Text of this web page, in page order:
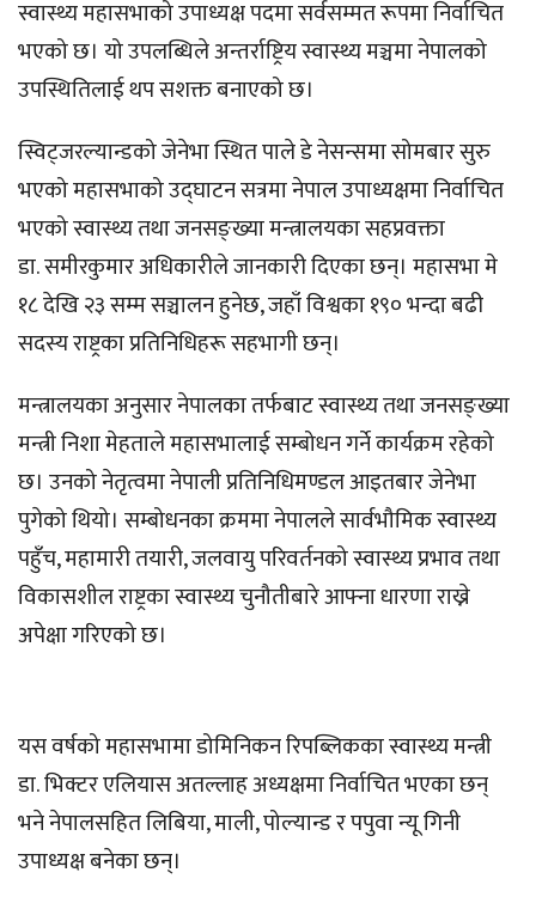
स्वास्थ्य महासभाको उपाध्यक्ष पदमा सर्वसम्मत रूपमा निर्वाचित
भएको छ। यो उपलब्धिले अन्तर्राष्ट्रिय स्वास्थ्य मञ्चमा नेपालको
उपस्थितिलाई थप सशक्त बनाएको छ।
स्विट्जरल्यान्डको जेनेभा स्थित पाले डे नेसन्समा सोमबार सुरु
भएको महासभाको उद्घाटन सत्रमा नेपाल उपाध्यक्षमा निर्वाचित
भएको स्वास्थ्य तथा जनसङ्ख्या मन्त्रालयका सहप्रवक्ता
डा. समीरकुमार अधिकारीले जानकारी दिएका छन्। महासभा मे
१८ देखि २३ सम्म सञ्चालन हुनेछ, जहाँ विश्वका १९० भन्दा बढी
सदस्य राष्ट्रका प्रतिनिधिहरू सहभागी छन्।
मन्त्रालयका अनुसार नेपालका तर्फबाट स्वास्थ्य तथा जनसङ्ख्या
मन्त्री निशा मेहताले महासभालाई सम्बोधन गर्ने कार्यक्रम रहेको
छ। उनको नेतृत्वमा नेपाली प्रतिनिधिमण्डल आइतबार जेनेभा
पुगेको थियो। सम्बोधनका क्रममा नेपालले सार्वभौमिक स्वास्थ्य
पहुँच, महामारी तयारी, जलवायु परिवर्तनको स्वास्थ्य प्रभाव तथा
विकासशील राष्ट्रका स्वास्थ्य चुनौतीबारे आफ्ना धारणा राख्ने
अपेक्षा गरिएको छ।
यस वर्षको महासभामा डोमिनिकन रिपब्लिकका स्वास्थ्य मन्त्री
डा. भिक्टर एलियास अतल्लाह अध्यक्षमा निर्वाचित भएका छन्
भने नेपालसहित लिबिया, माली, पोल्यान्ड र पपुवा न्यू गिनी
उपाध्यक्ष बनेका छन्।